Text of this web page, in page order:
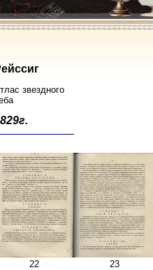
звездного
22 23